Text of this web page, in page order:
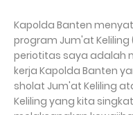
Kapolda Banten
program Jum'at
periotitas saya adalah
kerja Kapolda Banten
sholat Jum'at Keliling
Keliling yang kita